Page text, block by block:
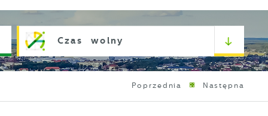
Czas wolny
Poprzednia Następna